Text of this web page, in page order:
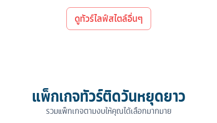
ดูทัวร์ไลฟ์สไตล์อื่นๆ
แพ็กเกจทัวร์ติดวันหยุดยาว
รวมแพ็กเกจตามงบให้คุณได้เลือกมากมาย